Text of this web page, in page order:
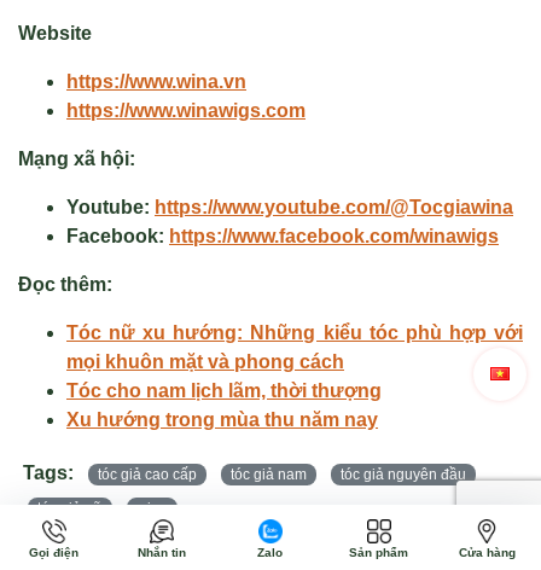
Website
https://www.wina.vn
https://www.winawigs.com
Mạng xã hội:
Youtube: https://www.youtube.com/@Tocgiawina
Facebook: https://www.facebook.com/winawigs
Đọc thêm:
Tóc nữ xu hướng: Những kiểu tóc phù hợp với
mọi khuôn mặt và phong cách
Tóc cho nam lịch lãm, thời thượng
Xu hướng trong mùa thu năm nay
Tags: tóc giả cao cấp tóc giả nam
tóc giả nguyên đầu
tóc giả nữ
wina
Gọi điện Nhắn tin Zalo Sản phẩm Cửa hàng